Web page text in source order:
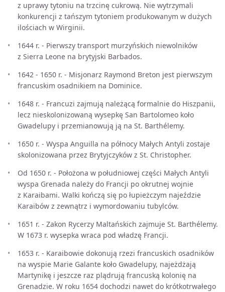
z uprawy tytoniu na trzcinę cukrową. Nie wytrzymali
konkurencji z tańszym tytoniem produkowanym w dużych
ilościach w Wirginii.
1644 r. - Pierwszy transport murzyńskich niewolników
z Sierra Leone na brytyjski Barbados.
1642 - 1650 r. - Misjonarz Raymond Breton jest pierwszym
francuskim osadnikiem na Dominice.
1648 r. - Francuzi zajmują należącą formalnie do Hiszpanii,
lecz nieskolonizowaną wysepkę San Bartolomeo koło
Gwadelupy i przemianowują ją na St. Barthélemy.
1650 r. - Wyspa Anguilla na północy Małych Antyli zostaje
skolonizowana przez Brytyjczyków z St. Christopher.
Od 1650 r. - Położona w południowej części Małych Antyli
wyspa Grenada należy do Francji po okrutnej wojnie
z Karaibami. Walki kończą się po łupieżczym najeździe
Karaibów z zewnątrz i wymordowaniu tubylców.
1651 r. - Zakon Rycerzy Maltańskich zajmuje St. Barthélemy.
W 1673 r. wysepka wraca pod władzę Francji.
1653 r. - Karaibowie dokonują rzezi francuskich osadników
na wyspie Marie Galante koło Gwadelupy, najeżdżają
Martynikę i jeszcze raz plądrują francuską kolonię na
Grenadzie. W roku 1654 dochodzi nawet do krótkotrwałego